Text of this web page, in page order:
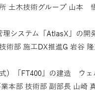
土木技術グループ 山本
理システム「AtlasX」の開
術部 施工DX推進G 岩谷
）「FT400」の建造 ウェ
業本部 技術部 副部長 山